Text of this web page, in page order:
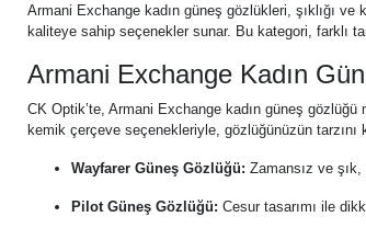
Armani Exchange kadın güneş gözlükleri, şıklığı
kaliteye sahip seçenekler sunar. Bu kategori, farklı
Armani Exchange Kadın
CK Optik’te, Armani Exchange kadın güneş
kemik çerçeve seçenekleriyle, gözlüğünüzün
Wayfarer Güneş Gözlüğü: Zamansız ve
Pilot Güneş Gözlüğü: Cesur tasarımı ile